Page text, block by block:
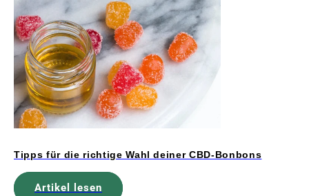
Tipps für die richtige Wahl deiner CBD-Bonbons
Artikel lesen